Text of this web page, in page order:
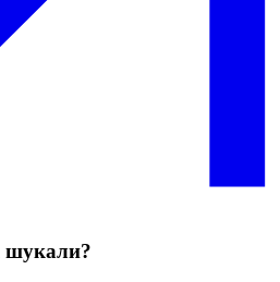
шукали?